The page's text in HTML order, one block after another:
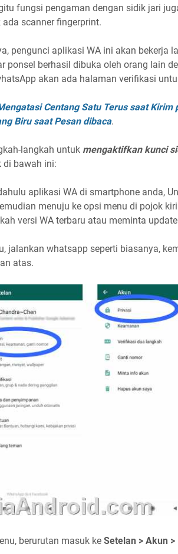
fungsi pengaman dengan sidik jari
scanner fingerprint.
pengunci aplikasi WA ini akan bekerja
ponsel berhasil dibuka oleh orang lain
akan ada halaman verifikasi
Centang Satu Terus saat Kirim
Biru saat Pesan dibaca.
langkah untuk mengaktifkan kunci
di bawah ini:
aplikasi WA di smartphone anda,
menuju ke opsi menu di pojok
versi WA terbaru atau meminta
jalankan whatsapp seperti biasanya,
atas.
berurutan masuk ke Setelan > Akun